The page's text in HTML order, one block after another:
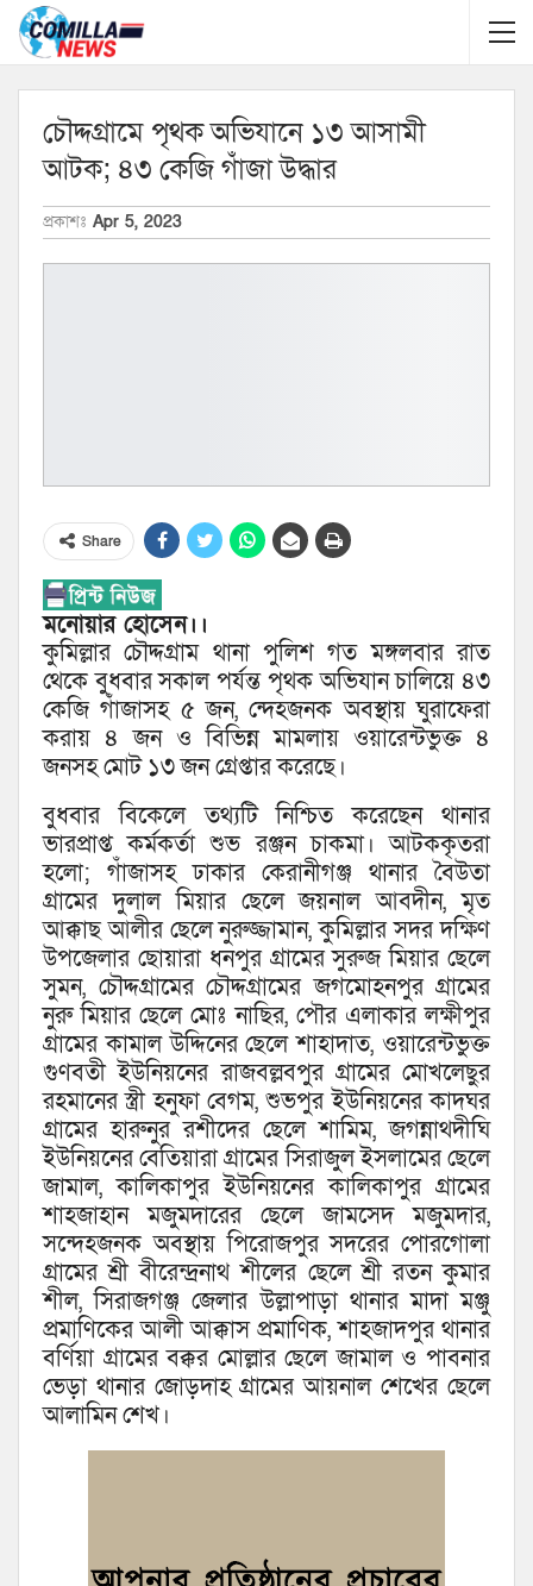
চৌদ্দগ্রামে পৃথক অভিযানে ১৩ আসামী
আটক; ৪৩ কেজি গাঁজা উদ্ধার
প্রকাশঃ Apr 5, 2023
Share
মনোয়ার হোসেন।।
কুমিল্লার চৌদ্দগ্রাম থানা পুলিশ গত মঙ্গলবার রাত
থেকে বুধবার সকাল পর্যন্ত পৃথক অভিযান চালিয়ে ৪৩
কেজি গাঁজাসহ ৫ জন, ন্দেহজনক অবস্থায় ঘুরাফেরা
করায় ৪ জন ও বিভিন্ন মামলায় ওয়ারেন্টভুক্ত ৪
জনসহ মোট ১৩ জন গ্রেপ্তার করেছে।
বুধবার বিকেলে তথ্যটি নিশ্চিত করেছেন থানার
ভারপ্রাপ্ত কর্মকর্তা শুভ রঞ্জন চাকমা। আটককৃতরা
হলো; গাঁজাসহ ঢাকার কেরানীগঞ্জ থানার বৈউতা
গ্রামের দুলাল মিয়ার ছেলে জয়নাল আবদীন, মৃত
আক্কাছ আলীর ছেলে নুরুজ্জামান, কুমিল্লার সদর দক্ষিণ
উপজেলার ছোয়ারা ধনপুর গ্রামের সুরুজ মিয়ার ছেলে
সুমন, চৌদ্দগ্রামের চৌদ্দগ্রামের জগমোহনপুর গ্রামের
নুরু মিয়ার ছেলে মোঃ নাছির, পৌর এলাকার লক্ষীপুর
গ্রামের কামাল উদ্দিনের ছেলে শাহাদাত, ওয়ারেন্টভুক্ত
গুণবতী ইউনিয়নের রাজবল্লবপুর গ্রামের মোখলেছুর
রহমানের স্ত্রী হনুফা বেগম, শুভপুর ইউনিয়নের কাদঘর
গ্রামের হারুনুর রশীদের ছেলে শামিম, জগন্নাথদীঘি
ইউনিয়নের বেতিয়ারা গ্রামের সিরাজুল ইসলামের ছেলে
জামাল, কালিকাপুর ইউনিয়নের কালিকাপুর গ্রামের
শাহজাহান মজুমদারের ছেলে জামসেদ মজুমদার,
সন্দেহজনক অবস্থায় পিরোজপুর সদরের পোরগোলা
গ্রামের শ্রী বীরেন্দ্রনাথ শীলের ছেলে শ্রী রতন কুমার
শীল, সিরাজগঞ্জ জেলার উল্লাপাড়া থানার মাদা মঞ্জু
প্রমাণিকের আলী আক্কাস প্রমাণিক, শাহজাদপুর থানার
বর্ণিয়া গ্রামের বক্কর মোল্লার ছেলে জামাল ও পাবনার
ভেড়া থানার জোড়দাহ গ্রামের আয়নাল শেখের ছেলে
আলামিন শেখ।